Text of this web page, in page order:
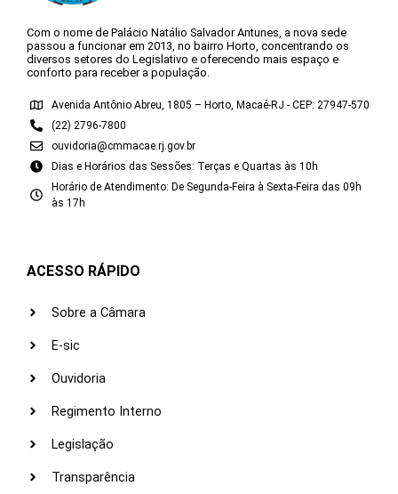
Com o nome de Palácio Natálio Salvador Antunes, a nova sede
passou a funcionar em 2013, no bairro Horto, concentrando os
diversos setores do Legislativo e oferecendo mais espaço e
conforto para receber a população.
Avenida Antônio Abreu, 1805 – Horto, Macaé-RJ - CEP: 27947-570
(22) 2796-7800
ouvidoria@cmmacae.rj.gov.br
Dias e Horários das Sessões: Terças e Quartas às 10h
Horário de Atendimento: De Segunda-Feira à Sexta-Feira das 09h
às 17h
ACESSO RÁPIDO
Sobre a Câmara
E-sic
Ouvidoria
Regimento Interno
Legislação
Transparência